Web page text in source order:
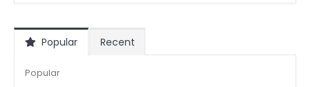
Popular Recent
Popular